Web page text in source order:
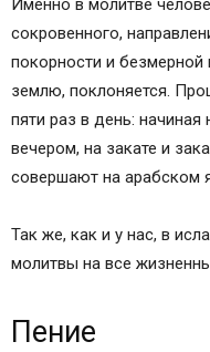
Именно в молитве
сокровенного,
покорности и безмерной
землю, поклоняется.
пяти раз в день: начиная
вечером, на закате и
совершают на арабском
Так же, как и у нас, в
молитвы на все
Пение